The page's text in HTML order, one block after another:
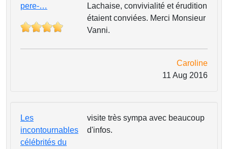
pere-…
Lachaise, convivialité et érudition
étaient conviées. Merci Monsieur
Vanni.
Caroline
11 Aug 2016
Les
incontournables
célébrités du
visite très sympa avec beaucoup
d'infos.